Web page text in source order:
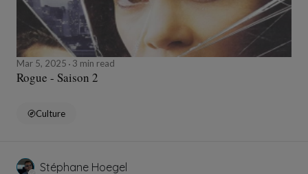
Mar 5, 2025 3 min read
Rogue - Saison 2
Culture
Stéphane Hoegel